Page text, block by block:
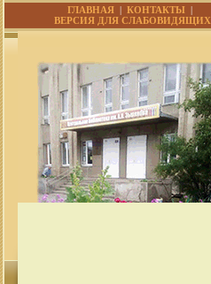
ГЛАВНАЯ |КОНТАКТЫ |
ВЕРСИЯ ДЛЯ СЛАБОВИДЯЩИХ